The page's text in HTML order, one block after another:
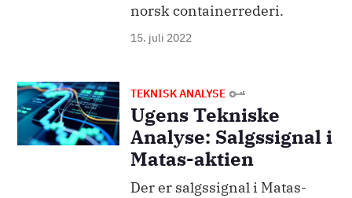
norsk containerrederi.
15. juli 2022
Billede TEKNISK ANALYSE
Ugens Tekniske
Analyse: Salgssignal i
Matas-aktien
Der er salgssignal i Matas-